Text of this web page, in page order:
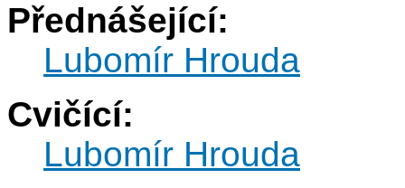
Přednášející:
Lubomír Hrouda
Cvičící:
Lubomír Hrouda